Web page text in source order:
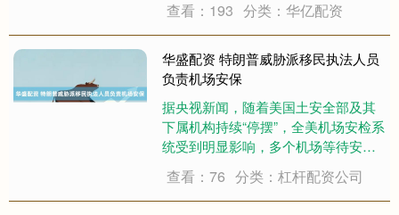
盟友在该地区的所有能源基础设施、
信息技术系统和海水淡化设施都将成
为打击目标。 举报 相关阅读 美以袭
击伊朗纳....
查看：193 分类：华亿配资
华盛配资 特朗普威胁派移民执法人员
负责机场安保
据央视新闻，随着美国土安全部及其
下属机构持续“停摆”，全美机场安检系
统受到明显影响，多个机场等待安检
日表示，如果民主党人不立即就国土
安全部拨款达成协议，他将派遣移民
查看：76 分类：杠杆配资公司